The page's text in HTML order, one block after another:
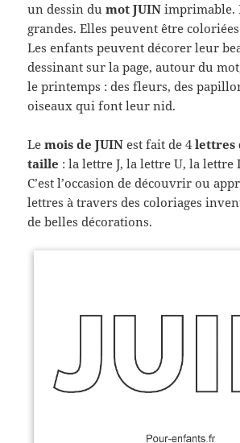
un dessin dumot JUIN imprimable.
grandes. Elles peuvent être
Les enfants peuvent décorer leur
dessinant sur la page, autour du
le printemps : des fleurs, des
oiseaux qui font leur nid.
Lemois de JUIN est fait de 4lettres
taille : la lettre J, la lettre U, la lettre
C’est l’occasion de découvrir ou
lettres à travers des coloriages
de belles décorations.